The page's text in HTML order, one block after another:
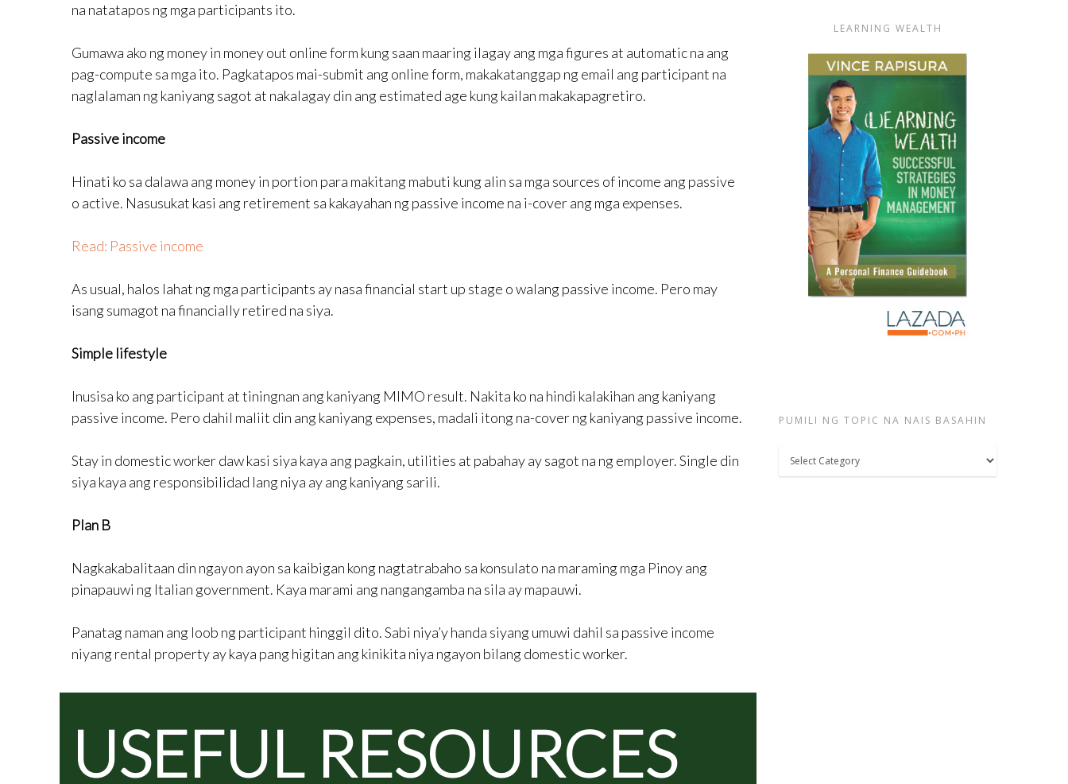
na natatapos ng mga participants ito.
Gumawa ako ng money in money out online form kung saan maaring ilagay ang mga figures at automatic na ang
pag-compute sa mga ito. Pagkatapos mai-submit ang online form, makakatanggap ng email ang participant na
naglalaman ng kaniyang sagot at nakalagay din ang estimated age kung kailan makakapagretiro.
Passive income
Hinati ko sa dalawa ang money in portion para makitang mabuti kung alin sa mga sources of income ang passive
o active. Nasusukat kasi ang retirement sa kakayahan ng passive income na i-cover ang mga expenses.
Read: Passive income
As usual, halos lahat ng mga participants ay nasa financial start up stage o walang passive income. Pero may
isang sumagot na financially retired na siya.
Simple lifestyle
Inusisa ko ang participant at tiningnan ang kaniyang MIMO result. Nakita ko na hindi kalakihan ang kaniyang
passive income. Pero dahil maliit din ang kaniyang expenses, madali itong na-cover ng kaniyang passive income.
Stay in domestic worker daw kasi siya kaya ang pagkain, utilities at pabahay ay sagot na ng employer. Single din
siya kaya ang responsibilidad lang niya ay ang kaniyang sarili.
Plan B
Nagkakabalitaan din ngayon ayon sa kaibigan kong nagtatrabaho sa konsulato na maraming mga Pinoy ang
pinapauwi ng Italian government. Kaya marami ang nangangamba na sila ay mapauwi.
Panatag naman ang loob ng participant hinggil dito. Sabi niya’y handa siyang umuwi dahil sa passive income
niyang rental property ay kaya pang higitan ang kinikita niya ngayon bilang domestic worker.
USEFUL RESOURCES
LEARNING WEALTH
PUMILI NG TOPIC NA NAIS BASAHIN
Pumili
ng